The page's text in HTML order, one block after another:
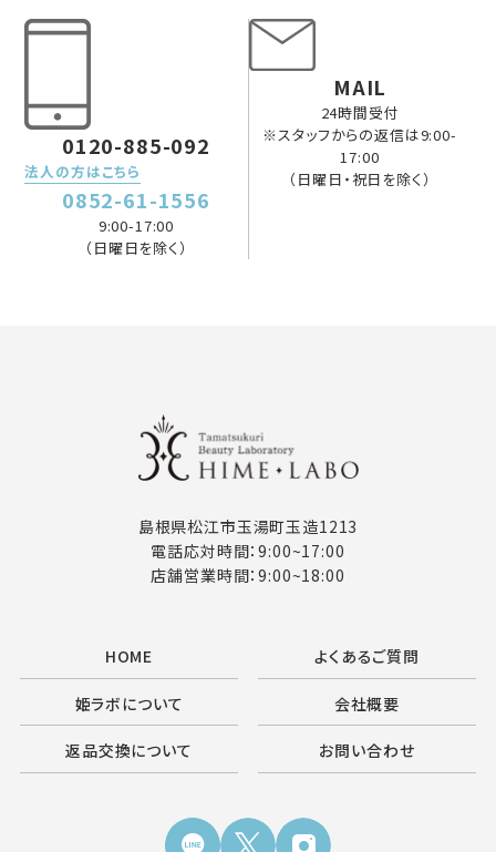
0120-885-092
法人の方はこちら
0852-61-1556
9:00-17:00
（日曜日を除く）
MAIL
24時間受付
※スタッフからの返信は9:00-
17:00
（日曜日・祝日を除く）
島根県松江市玉湯町玉造1213
電話応対時間：9:00~17:00
店舗営業時間：9:00~18:00
HOME よくあるご質問
姫ラボについて 会社概要
返品交換について お問い合わせ